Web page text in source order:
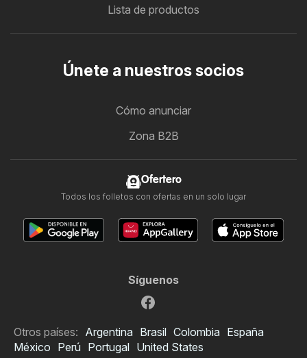
Lista de productos
Únete a nuestros socios
Cómo anunciar
Zona B2B
Ofertero
Todos los folletos con ofertas en un solo lugar
Síguenos
Otros países: Argentina Brasil Colombia España
México Perú Portugal United States